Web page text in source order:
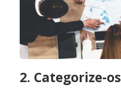
2. Categorize-os